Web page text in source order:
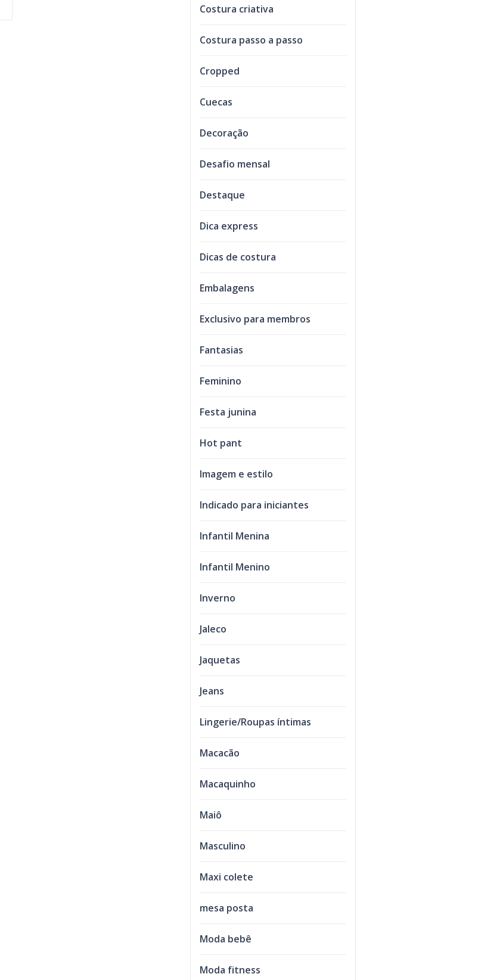
Costura criativa
Costura passo a passo
Cropped
Cuecas
Decoração
Desafio mensal
Destaque
Dica express
Dicas de costura
Embalagens
Exclusivo para membros
Fantasias
Feminino
Festa junina
Hot pant
Imagem e estilo
Indicado para iniciantes
Infantil Menina
Infantil Menino
Inverno
Jaleco
Jaquetas
Jeans
Lingerie/Roupas íntimas
Macacão
Macaquinho
Maiô
Masculino
Maxi colete
mesa posta
Moda bebê
Moda fitness